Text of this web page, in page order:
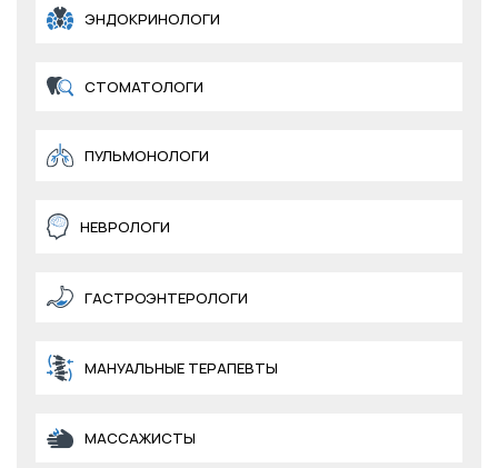
ЭНДОКРИНОЛОГИ
СТОМАТОЛОГИ
ПУЛЬМОНОЛОГИ
НЕВРОЛОГИ
ГАСТРОЭНТЕРОЛОГИ
МАНУАЛЬНЫЕ ТЕРАПЕВТЫ
МАССАЖИСТЫ